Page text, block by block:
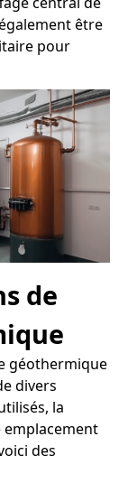
être
pour
de
géothermique
divers
la
des